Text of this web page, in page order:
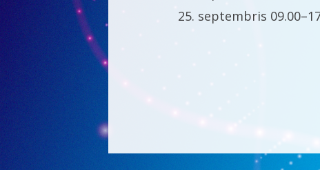
25. septembris